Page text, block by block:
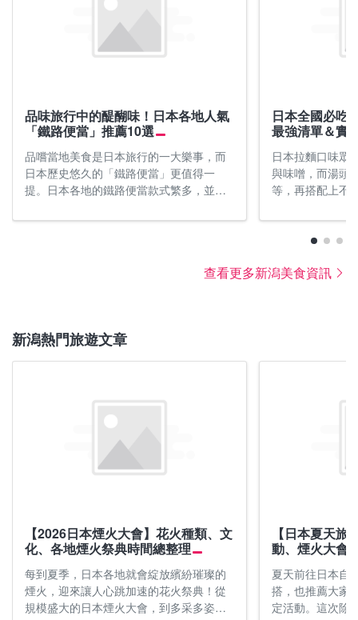
從白天可穿短袖的9月到大衣必備的11月，新潟秋意
漸濃。這個時期相當適合欣賞楓葉及藝術之美，可前
往逐漸染上秋色的大峰山及八方台健行，感受山間村
落秋意濃濃的風景同時享用美食，或於「大地藝術
祭」欣賞各式藝術作品。在10月中旬至11上旬迎來最
佳賞楓期的彌彥公園紅葉谷，可欣賞紅黃色調的楓葉
11月：6°C〜14°C，平均氣溫10°C
※氣溫參考：日本氣象廳過去的氣象統計資料
以豪雪地帶及滑雪天堂聞名的新潟，入冬後會化做銀
白世界，並有許多能感受冬季樂趣的活動。像是施放
浪漫天燈點亮冬夜的「津南雪祭」、展示雪雕作品的
「十日町雪祭」、熱氣球嘉年華「小千谷熱氣球大
會」，以及有著懷舊街道的村上市冬季活動「越後村
上鹽烤鮭魚街道」等，皆不容錯過！在享受新潟冬天
2月：0°C〜6°C，平均氣溫3°C
※氣溫參考：日本氣象廳過去的氣象統計資料
品味旅行中的醍醐味！日本各地人氣
「鐵路便當」推薦10選
品嚐當地美食是日本旅行的一大樂事，而
日本歷史悠久的「鐵路便當」更值得一
提。日本各地的鐵路便當款式繁多，並彰
到北一次推薦10款日本各地超人氣的特色
日本全國必吃
最強清單＆實
日本拉麵口味眾
與味噌，而湯頭
等，再搭配上不
日本的完美行社
生」，拉麵巡
薦的50間美味拉
查看更多新潟美食資訊
新潟熱門旅遊文章
【2026日本煙火大會】花火種類、文
化、各地煙火祭典時間總整理
每到夏季，日本各地就會綻放繽紛璀璨的
煙火，迎來讓人心跳加速的花火祭典！從
規模盛大的日本煙火大會，到多采多姿的
【日本夏天
動、煙火大會
夏天前往日本自
搭，也推薦大家
定活動。這次除